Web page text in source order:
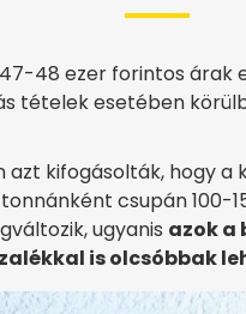
48 ezer forintos árak
tételek esetében
kifogásolták, hogy a
csupán 100-
ugyanis azok a
is olcsóbbak